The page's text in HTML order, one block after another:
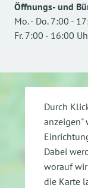
Öffnungs- und
Mo.- Do. 7:00 -
Fr. 7:00 - 16:00
Durch
anzeigen"
Dabei
worauf
die Karte